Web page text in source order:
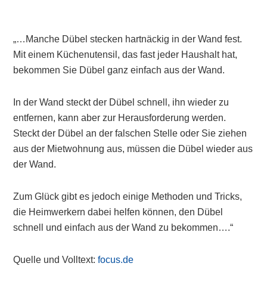
„…Manche Dübel stecken hartnäckig in der Wand fest.
Mit einem Küchenutensil, das fast jeder Haushalt hat,
bekommen Sie Dübel ganz einfach aus der Wand.
In der Wand steckt der Dübel schnell, ihn wieder zu
entfernen, kann aber zur Herausforderung werden.
Steckt der Dübel an der falschen Stelle oder Sie ziehen
aus der Mietwohnung aus, müssen die Dübel wieder aus
der Wand.
Zum Glück gibt es jedoch einige Methoden und Tricks,
die Heimwerkern dabei helfen können, den Dübel
schnell und einfach aus der Wand zu bekommen….“
Quelle und Volltext:focus.de